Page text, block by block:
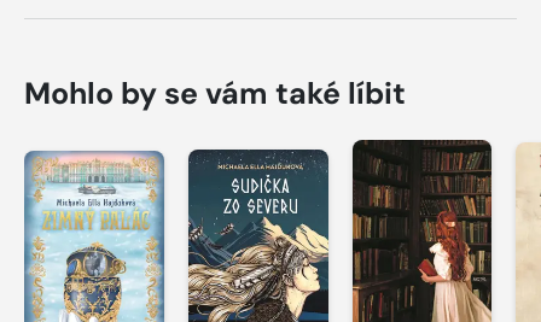
Mohlo by se vám také líbit